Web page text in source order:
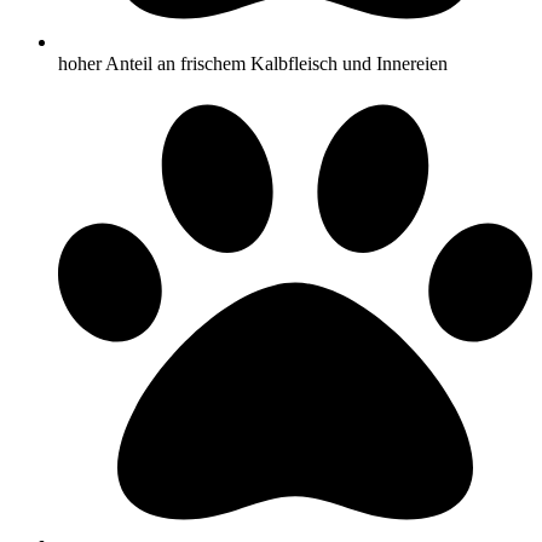
hoher Anteil an frischem Kalbfleisch und Innereien